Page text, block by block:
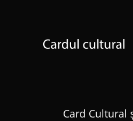
Card Cultural